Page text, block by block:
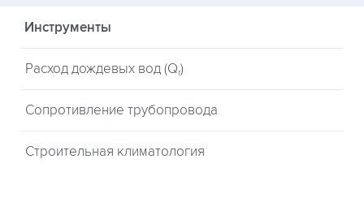
Инструменты
Расход дождевых вод (Qr)
Сопротивление трубопровода
Строительная климатология